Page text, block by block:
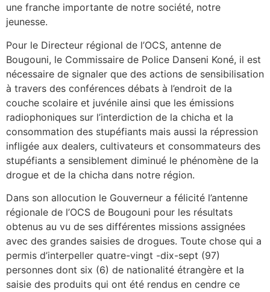
une franche importante de notre société, notre
jeunesse.
Pour le Directeur régional de l’OCS, antenne de
Bougouni, le Commissaire de Police Danseni Koné, il est
nécessaire de signaler que des actions de sensibilisation
à travers des conférences débats à l’endroit de la
couche scolaire et juvénile ainsi que les émissions
radiophoniques sur l’interdiction de la chicha et la
consommation des stupéfiants mais aussi la répression
infligée aux dealers, cultivateurs et consommateurs des
stupéfiants a sensiblement diminué le phénomène de la
drogue et de la chicha dans notre région.
Dans son allocution le Gouverneur a félicité l’antenne
régionale de l’OCS de Bougouni pour les résultats
obtenus au vu de ses différentes missions assignées
avec des grandes saisies de drogues. Toute chose qui a
permis d’interpeller quatre-vingt -dix-sept (97)
personnes dont six (6) de nationalité étrangère et la
saisie des produits qui ont été rendus en cendre ce